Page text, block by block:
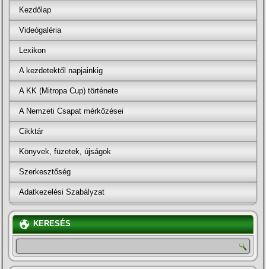
Kezdőlap
Videógaléria
Lexikon
A kezdetektől napjainkig
A KK (Mitropa Cup) története
A Nemzeti Csapat mérkőzései
Cikktár
Könyvek, füzetek, újságok
Szerkesztőség
Adatkezelési Szabályzat
KERESÉS